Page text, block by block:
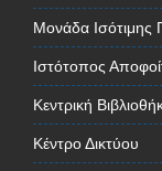
Μονάδα Ισότιμης
Ιστότοπος
Κεντρική
Κέντρο Δικτύου